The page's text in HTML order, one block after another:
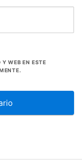
WEB EN ESTE